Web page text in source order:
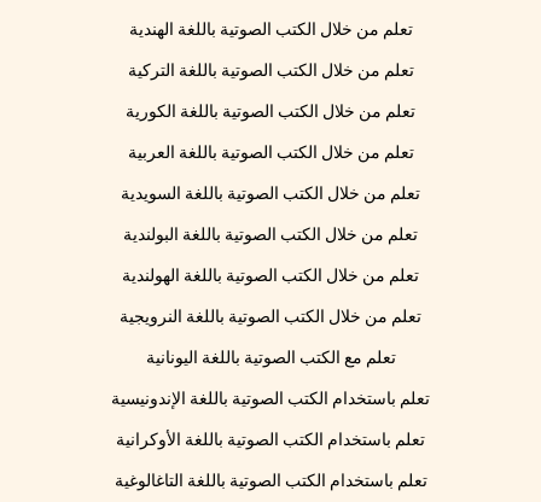
تعلم من خلال الكتب الصوتية باللغة الهندية
تعلم من خلال الكتب الصوتية باللغة التركية
تعلم من خلال الكتب الصوتية باللغة الكورية
تعلم من خلال الكتب الصوتية باللغة العربية
تعلم من خلال الكتب الصوتية باللغة السويدية
تعلم من خلال الكتب الصوتية باللغة البولندية
تعلم من خلال الكتب الصوتية باللغة الهولندية
تعلم من خلال الكتب الصوتية باللغة النرويجية
تعلم مع الكتب الصوتية باللغة اليونانية
تعلم باستخدام الكتب الصوتية باللغة الإندونيسية
تعلم باستخدام الكتب الصوتية باللغة الأوكرانية
تعلم باستخدام الكتب الصوتية باللغة التاغالوغية